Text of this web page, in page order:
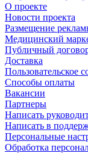
О проекте
Новости проекта
Размещение
Медицинский
Публичный
Доставка
Пользовательское
Способы оплаты
Вакансии
Партнеры
Написать
Написать в
Персональные
Обработка